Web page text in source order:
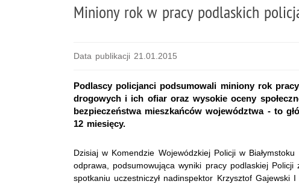
Miniony rok w pracy podlaskich
Data publikacji 21.01.2015
Podlascy policjanci podsumowali miniony rok
drogowych i ich ofiar oraz wysokie oceny
bezpieczeństwa mieszkańców województwa - to
12 miesięcy.
Dzisiaj w Komendzie Wojewódzkiej Policji w Białymstoku
odprawa, podsumowująca wyniki pracy podlaskiej
spotkaniu uczestniczył nadinspektor Krzysztof Gajewski I